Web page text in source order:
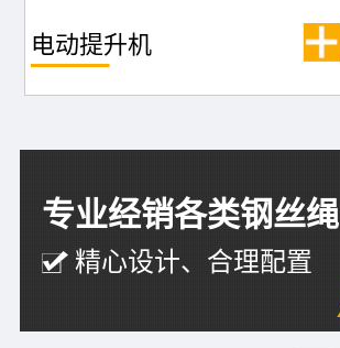
电动提升机
专业经销各类钢丝绳
精心设计、合理配置